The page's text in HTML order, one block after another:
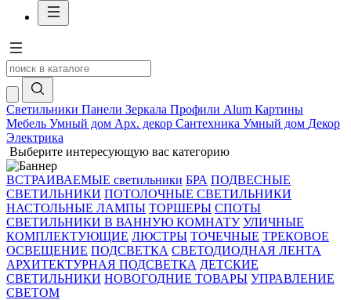
Светильники Панели Зеркала Профили Alum Картины
Мебель Умный дом Арх. декор Сантехника Умный дом Декор
Электрика
Выберите интересующую вас категорию
ВСТРАИВАЕМЫЕ светильники БРА ПОДВЕСНЫЕ
СВЕТИЛЬНИКИ ПОТОЛОЧНЫЕ СВЕТИЛЬНИКИ
НАСТОЛЬНЫЕ ЛАМПЫ ТОРШЕРЫ СПОТЫ
СВЕТИЛЬНИКИ В ВАННУЮ КОМНАТУ УЛИЧНЫЕ
КОМПЛЕКТУЮЩИЕ ЛЮСТРЫ ТОЧЕЧНЫЕ ТРЕКОВОЕ
ОСВЕЩЕНИЕ ПОДСВЕТКА СВЕТОДИОДНАЯ ЛЕНТА
АРХИТЕКТУРНАЯ ПОДСВЕТКА ДЕТСКИЕ
СВЕТИЛЬНИКИ НОВОГОДНИЕ ТОВАРЫ УПРАВЛЕНИЕ
СВЕТОМ